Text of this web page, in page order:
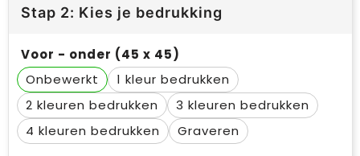
Stap 2: Kies je bedrukking
Voor - onder (45 x 45)
Onbewerkt
1
2
3
4
Graveren